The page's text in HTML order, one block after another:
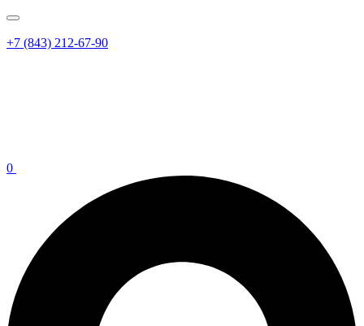
+7 (843) 212-67-90
0